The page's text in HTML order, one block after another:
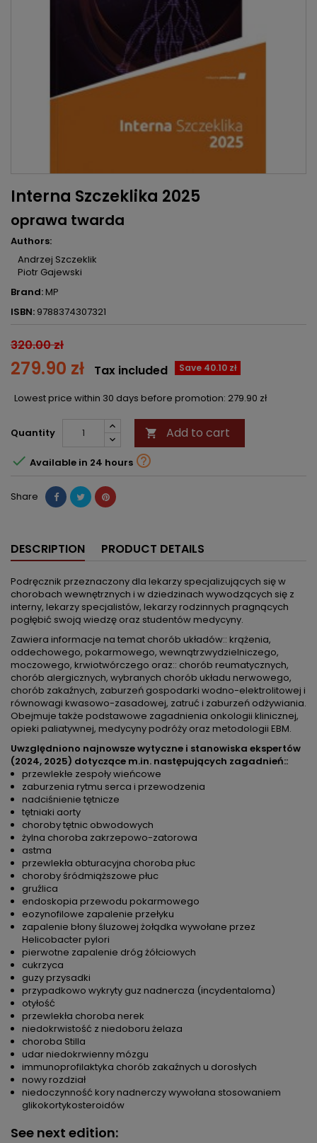
Interna Szczeklika 2025
oprawa twarda
Authors:
Andrzej Szczeklik
Piotr Gajewski
Brand:MP
ISBN: 9788374307321
320.00 zł
279.90 zł Save 40.10 zł
Tax included
Lowest price within 30 days before promotion: 279.90 zł
Quantity  Add to cart
 Available in 24 hours 
Share
DESCRIPTION PRODUCT DETAILS
Podręcznik przeznaczony dla lekarzy specjalizujących się w
chorobach wewnętrznych i w dziedzinach wywodzących się z
interny, lekarzy specjalistów, lekarzy rodzinnych pragnących
pogłębić swoją wiedzę oraz studentów medycyny.
Zawiera informacje na temat chorób układów:: krążenia,
oddechowego, pokarmowego, wewnątrzwydzielniczego,
moczowego, krwiotwórczego oraz:: chorób reumatycznych,
chorób alergicznych, wybranych chorób układu nerwowego,
chorób zakaźnych, zaburzeń gospodarki wodno-elektrolitowej i
równowagi kwasowo-zasadowej, zatruć i zaburzeń odżywiania.
Obejmuje także podstawowe zagadnienia onkologii klinicznej,
opieki paliatywnej, medycyny podróży oraz metodologii EBM.
Uwzględniono najnowsze wytyczne i stanowiska ekspertów
(2024, 2025) dotyczące m.in. następujących zagadnień::
przewlekłe zespoły wieńcowe
zaburzenia rytmu serca i przewodzenia
nadciśnienie tętnicze
tętniaki aorty
choroby tętnic obwodowych
żylna choroba zakrzepowo-zatorowa
astma
przewlekła obturacyjna choroba płuc
choroby śródmiąższowe płuc
gruźlica
endoskopia przewodu pokarmowego
eozynofilowe zapalenie przełyku
zapalenie błony śluzowej żołądka wywołane przez
Helicobacter pylori
pierwotne zapalenie dróg żółciowych
cukrzyca
guzy przysadki
przypadkowo wykryty guz nadnercza (incydentaloma)
otyłość
przewlekła choroba nerek
niedokrwistość z niedoboru żelaza
choroba Stilla
udar niedokrwienny mózgu
immunoprofilaktyka chorób zakaźnych u dorosłych
nowy rozdział
niedoczynność kory nadnerczy wywołana stosowaniem
glikokortykosteroidów
See next edition: